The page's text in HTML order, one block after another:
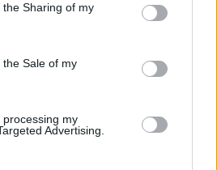
usage behaviour. You may click to
Google and its third-party tags to
purposes in below Google
Sharing of my
Sale of my
my
Advertising.
«Καυτό» μέτωπο με εξώδικα
τους δήμους των νοτίων